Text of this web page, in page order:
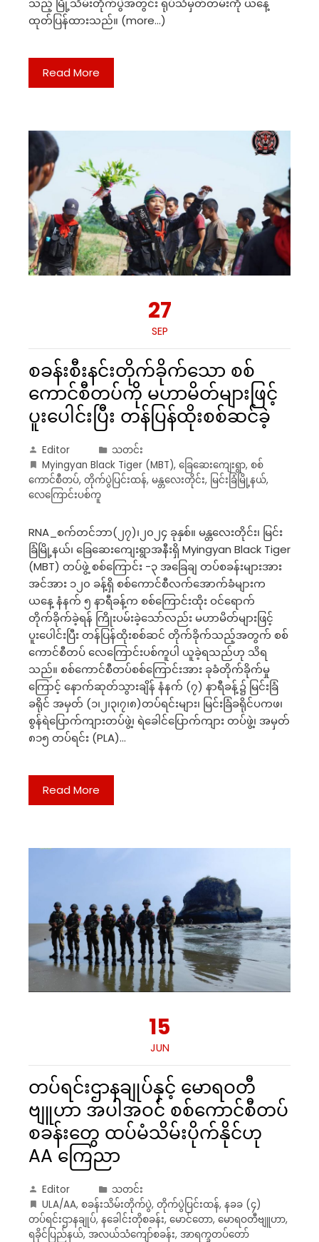
သည့် မြို့သိမ်းတိုက်ပွဲအတွင်း ရုပ်သံမှတ်တမ်းကို ယနေ့
ထုတ်ပြန်ထားသည်။ (more…)
Read More
27
SEP
စခန်းစီးနင်းတိုက်ခိုက်သော စစ်
ကောင်စီတပ်ကို မဟာမိတ်များဖြင့်
ပူးပေါင်းပြီး တန်ပြန်ထိုးစစ်ဆင်ခဲ့
Editor
သတင်း
Myingyan Black Tiger (MBT), ခြေဆေးကျေးရွာ, စစ်
ကောင်စီတပ်, တိုက်ပွဲပြင်းထန်, မန္တလေးတိုင်း, မြင်းခြံမြို့နယ်,
လေကြောင်းပစ်ကူ
RNA_စက်တင်ဘာ(၂၇)၊၂၀၂၄ ခုနှစ်။ မန္တလေးတိုင်း၊ မြင်း
ခြံမြို့နယ်၊ ခြေဆေးကျေးရွာအနီးရှိ Myingyan Black Tiger
(MBT) တပ်ဖွဲ့ စစ်ကြောင်း -၃ အခြေချ တပ်စခန်းများအား
အင်အား ၁၂၀ ခန့်ရှိ စစ်ကောင်စီလက်အောက်ခံများက
ယနေ့ နံနက် ၅ နာရီခန့်က စစ်ကြောင်းထိုး ဝင်ရောက်
တိုက်ခိုက်ခဲ့ရန် ကြိုးပမ်းခဲ့သော်လည်း မဟာမိတ်များဖြင့်
ပူးပေါင်းပြီး တန်ပြန်ထိုးစစ်ဆင် တိုက်ခိုက်သည့်အတွက် စစ်
ကောင်စီတပ် လေကြောင်းပစ်ကူပါ ယူခဲ့ရသည်ဟု သိရ
သည်။ စစ်ကောင်စီတပ်စစ်ကြောင်းအား ခုခံတိုက်ခိုက်မှု
ကြောင့် နောက်ဆုတ်သွားချိန် နံနက် (၇) နာရီခန့်၌ မြင်းခြံ
ခရိုင် အမှတ် (၁၊၂၊၃၊၇၊၈)တပ်ရင်းများ၊ မြင်းခြံခရိုင်ပကဖ၊
စွန်ရဲပြောက်ကျားတပ်ဖွဲ့၊ ရဲခေါင်ပြောက်ကျား တပ်ဖွဲ့၊ အမှတ်
၈၁၅ တပ်ရင်း (PLA)…
Read More
15
JUN
တပ်ရင်းဌာနချုပ်နှင့် မောရဝတီ
ဗျူဟာ အပါအဝင် စစ်ကောင်စီတပ်
စခန်းတွေ ထပ်မံသိမ်းပိုက်နိုင်ဟု
AA ကြေညာ
Editor
သတင်း
ULA/AA, စခန်းသိမ်းတိုက်ပွဲ, တိုက်ပွဲပြင်းထန်, နခခ (၄)
တပ်ရင်းဌာနချုပ်, နခေါင်းတိုစခန်း, မောင်တော, မောရဝတီဗျူဟာ,
ရခိုင်ပြည်နယ်, အလယ်သံကျော်စခန်း, အာရက္ခတပ်တော်